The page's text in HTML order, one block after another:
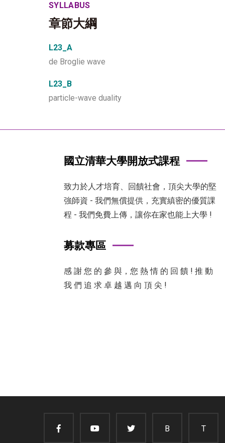
SYLLABUS
章節大綱
L23_A
de Broglie wave
L23_B
particle-wave duality
國立清華大學開放式課程
致力於人才培育、回饋社會，頂尖大學的堅
強師資 - 我們無償提供，充實縝密的優質課
程 - 我們免費上傳，讓你在家也能上大學 !
募款專區
感 謝 您 的 參 與，您 熱 情 的 回 饋 ! 推 動
我 們 追 求 卓 越 邁 向 頂 尖 !
B T